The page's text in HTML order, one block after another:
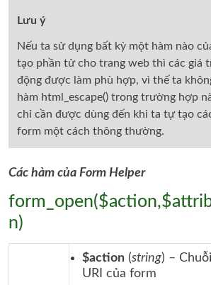
Lưu ý
Nếu ta sử dụng bất kỳ một hàm nào
tạo phần tử cho trang web thì các giá
động được làm phù hợp, vì thế ta
hàm html_escape() trong trường hợp
chỉ cần được dùng đến khi ta tự tạo
form một cách thông thường.
Các hàm của Form Helper
n)
$action(string) –
URI của form